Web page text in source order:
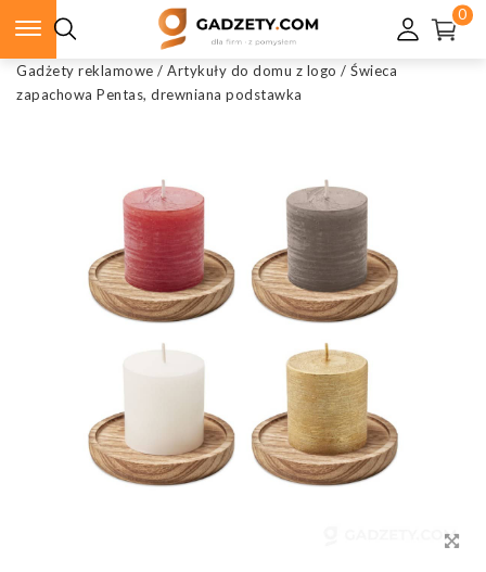
0
Gadżety reklamowe / Artykuły do domu z logo / Świeca
zapachowa Pentas, drewniana podstawka